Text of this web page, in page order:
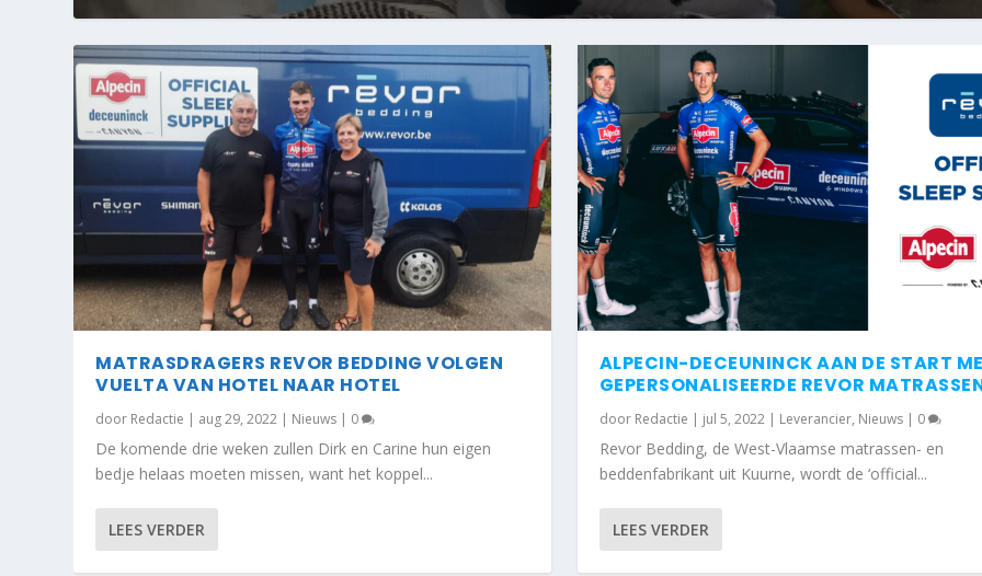
REVOR BEDDING INNOVEERT MET ANTIBACTERIËLE EN VIRU...
MATRASDRAGERS REVOR BEDDING VOLGEN
VUELTA VAN HOTEL NAAR HOTEL
door Redactie | aug 29, 2022 | Nieuws | 0
De komende drie weken zullen Dirk en Carine hun eigen
bedje helaas moeten missen, want het koppel...
LEES VERDER
ALPECIN-DECEUNINCK AAN DE START
GEPERSONALISEERDE REVOR
door Redactie | jul 5, 2022| Leverancier, Nieuws| 0
Revor Bedding, de West-Vlaamse matrassen- en
beddenfabrikant uit Kuurne, wordt de ‘official...
LEES VERDER